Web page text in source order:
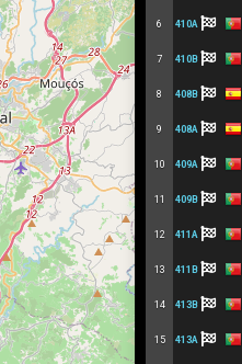
6 410A
7 410B
8 408B
9 408A
10 409A
11 409B
12 411A
13 411B
14 413B
15 413A